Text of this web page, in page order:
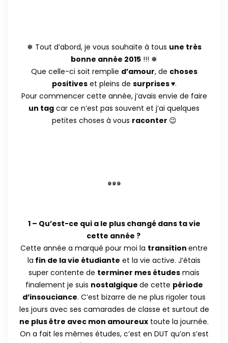
❅ Tout d’abord, je vous souhaite à tous une très
bonne année 2015 !!! ❅
Que celle-ci soit remplie d’amour, de choses
positiveset pleins de surprises♥.
Pour commencer cette année, j’avais envie de faire
un tag car ce n’est pas souvent et j’ai quelques
petites choses à vous raconter 😉
๑๑๑
1 – Qu’est-ce qui a le plus changé dans ta vie
cette année ?
Cette année a marqué pour moi la transition entre
la fin de la vie étudiante et la vie active. J’étais
super contente de terminer mes études mais
finalement je suis nostalgique de cette période
d’insouciance. C’est bizarre de ne plus rigoler tous
les jours avec ses camarades de classe et surtout de
ne plus être avec mon amoureux toute la journée.
On a fait les mêmes études, c’est en DUT qu’on s’est